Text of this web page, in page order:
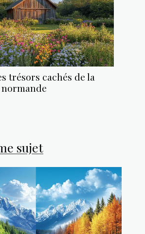
trésors cachés de la
sujet